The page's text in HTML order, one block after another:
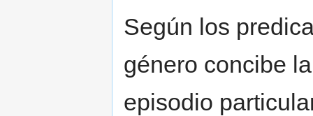
Según los
género concibe
episodio